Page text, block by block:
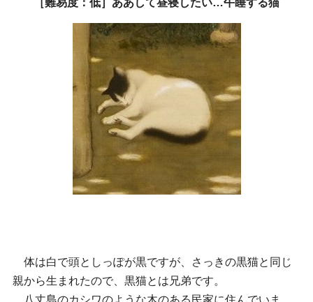
体は白で頭としっぽが黒ですが、さっきの黒猫と同じ
親から生まれたので、黒猫とは兄弟です。
八丈島のカシワのような木のある民家に住んでいま